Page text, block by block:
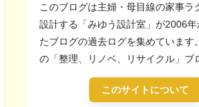
このブログは主婦・母目線の家事ラ
設計する「みゆう設計室」が2006年
たブログの過去ログを集めています
の「整理、リノベ、リサイクル」ブ
このサイトについて